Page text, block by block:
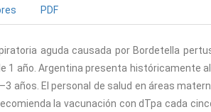
PDF
aguda causada por Bordetella
1 año. Argentina presenta históricamente
años. El personal de salud en áreas
la vacunación con dTpa cada